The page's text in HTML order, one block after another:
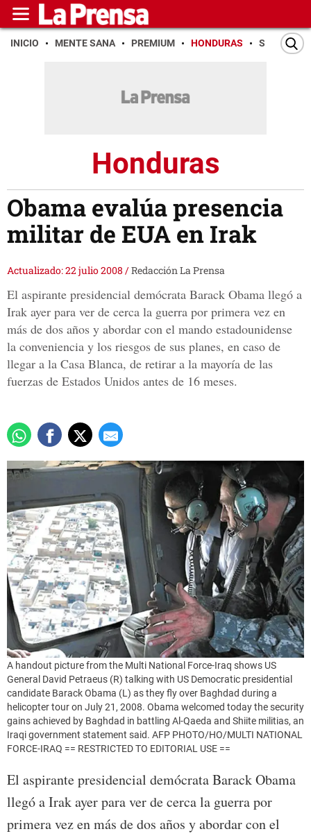
INICIO MENTE SANA PREMIUM HONDURAS SAN PEDRO
Honduras
Obama evalúa presencia
militar de EUA en Irak
Actualizado: 22 julio 2008 /Redacción La Prensa
El aspirante presidencial demócrata Barack Obama llegó a
Irak ayer para ver de cerca la guerra por primera vez en
más de dos años y abordar con el mando estadounidense
la conveniencia y los riesgos de sus planes, en caso de
llegar a la Casa Blanca, de retirar a la mayoría de las
fuerzas de Estados Unidos antes de 16 meses.
A handout picture from the Multi National Force-Iraq shows US
General David Petraeus (R) talking with US Democratic presidential
candidate Barack Obama (L) as they fly over Baghdad during a
helicopter tour on July 21, 2008. Obama welcomed today the security
gains achieved by Baghdad in battling Al-Qaeda and Shiite militias, an
Iraqi government statement said. AFP PHOTO/HO/MULTI NATIONAL
FORCE-IRAQ == RESTRICTED TO EDITORIAL USE ==
El aspirante presidencial demócrata Barack Obama
llegó a Irak ayer para ver de cerca la guerra por
primera vez en más de dos años y abordar con el